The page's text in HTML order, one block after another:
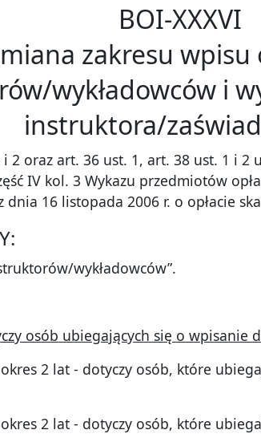
BOI-XXXVI
zakresu
wykładowców i
instruktora/
2 oraz art. 36 ust. 1, art. 38 ust. 1 i 2
IV kol. 3 Wykazu przedmiotów
dnia 16 listopada 2006 r. o opłacie
wykładowców”.
osób ubiegających się o wpisanie
2 lat - dotyczy osób, które
2 lat - dotyczy osób, które